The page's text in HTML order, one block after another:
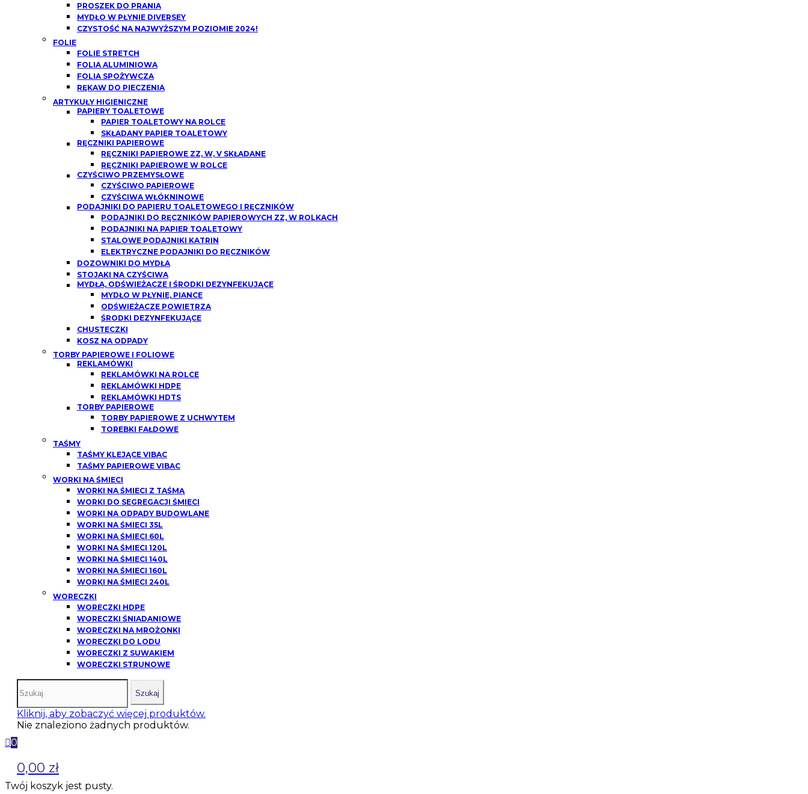
PROSZEK DO PRANIA
MYDŁO W PŁYNIE DIVERSEY
CZYSTOŚĆ NA NAJWYŻSZYM POZIOMIE 2024!
FOLIE
FOLIE STRETCH
FOLIA ALUMINIOWA
FOLIA SPOŻYWCZA
RĘKAW DO PIECZENIA
ARTYKUŁY HIGIENICZNE
PAPIERY TOALETOWE
PAPIER TOALETOWY NA ROLCE
SKŁADANY PAPIER TOALETOWY
RĘCZNIKI PAPIEROWE
RĘCZNIKI PAPIEROWE ZZ, W, V SKŁADANE
RĘCZNIKI PAPIEROWE W ROLCE
CZYŚCIWO PRZEMYSŁOWE
CZYŚCIWO PAPIEROWE
CZYŚCIWA WŁÓKNINOWE
PODAJNIKI DO PAPIERU TOALETOWEGO I RĘCZNIKÓW
PODAJNIKI DO RĘCZNIKÓW PAPIEROWYCH ZZ, W ROLKACH
PODAJNIKI NA PAPIER TOALETOWY
STALOWE PODAJNIKI KATRIN
ELEKTRYCZNE PODAJNIKI DO RĘCZNIKÓW
DOZOWNIKI DO MYDŁA
STOJAKI NA CZYŚCIWA
MYDŁA, ODŚWIEŻACZE I ŚRODKI DEZYNFEKUJĄCE
MYDŁO W PŁYNIE, PIANCE
ODŚWIEŻACZE POWIETRZA
ŚRODKI DEZYNFEKUJĄCE
CHUSTECZKI
KOSZ NA ODPADY
TORBY PAPIEROWE I FOLIOWE
REKLAMÓWKI
REKLAMÓWKI NA ROLCE
REKLAMÓWKI HDPE
REKLAMÓWKI HDTS
TORBY PAPIEROWE
TORBY PAPIEROWE Z UCHWYTEM
TOREBKI FAŁDOWE
TAŚMY
TAŚMY KLEJĄCE VIBAC
TAŚMY PAPIEROWE VIBAC
WORKI NA ŚMIECI
WORKI NA ŚMIECI Z TAŚMĄ
WORKI DO SEGREGACJI ŚMIECI
WORKI NA ODPADY BUDOWLANE
WORKI NA ŚMIECI 35L
WORKI NA ŚMIECI 60L
WORKI NA ŚMIECI 120L
WORKI NA ŚMIECI 140L
WORKI NA ŚMIECI 160L
WORKI NA ŚMIECI 240L
WORECZKI
WORECZKI HDPE
WORECZKI ŚNIADANIOWE
WORECZKI NA MROŻONKI
WORECZKI DO LODU
WORECZKI Z SUWAKIEM
WORECZKI STRUNOWE
Szukaj
Kliknij, aby zobaczyć więcej produktów.
Nie znaleziono żadnych produktów.
0
0,00 zł
Twój koszyk jest pusty.